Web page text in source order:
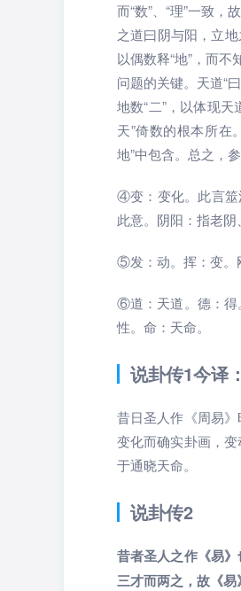
而“数”、“理”一致
之道曰阴与阳，立
以偶数释“地”，而
问题的关键。天道“
地数“二”，以体现天
天”倚数的根本所在
地”中包含。总之，
④变：变化。此言筮
此意。阴阳：指老阴
⑤发：动。挥：变。
⑥道：天道。德：得
性。命：天命。
说卦传1今译：
昔日圣人作《周易
变化而确实卦画，
于通晓天命。
说卦传2
昔者圣人之作《易
三才而两之，故《